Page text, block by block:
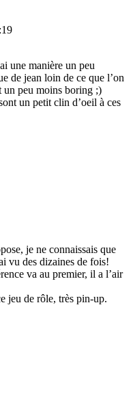
une manière un peu
de jean loin de ce que l’on
un peu moins boring ;)
un petit clin d’oeil à ces
je ne connaissais que
vu des dizaines de fois!
va au premier, il a l’air
jeu de rôle, très pin-up.